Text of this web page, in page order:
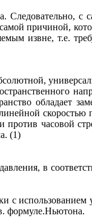
Следовательно,
причиной,
извне, т.е.
обладает
часовой
(1)
в
с
формуле.Ньютона.